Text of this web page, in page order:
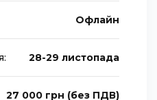
Офлайн
28-29 листопада
27 000 грн (без ПДВ)